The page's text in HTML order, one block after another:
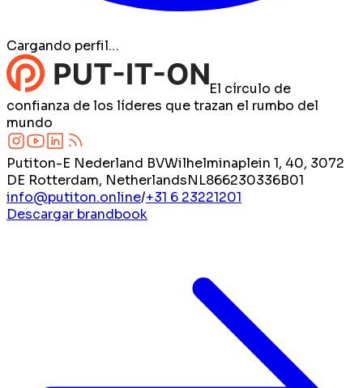
Cargando perfil…
El círculo de
confianza de los líderes que trazan el rumbo del
mundo
Putiton-E Nederland BVWilhelminaplein 1, 40, 3072
DE Rotterdam, NetherlandsNL866230336B01
info@putiton.online/+31 6 23221201
Descargar brandbook